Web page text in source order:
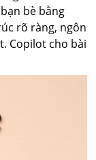
bè bằng
rõ ràng, ngôn
Copilot cho bài